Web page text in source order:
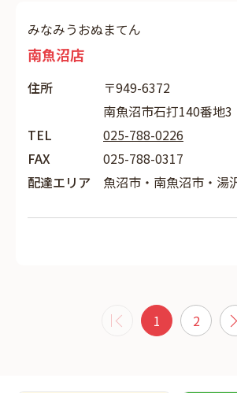
みなみうおぬまてん
南魚沼店
住所
〒949-6372
南魚沼市石打140番地3
TEL
025-788-0226
FAX
025-788-0317
配達エリア
魚沼市・南魚沼市・湯
1 2